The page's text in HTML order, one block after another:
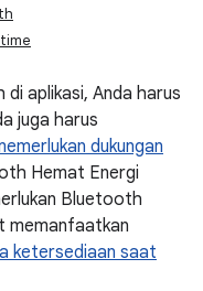
aplikasi, Anda harus
juga harus
dukungan
Hemat Energi
Bluetooth
memanfaatkan
ketersediaan saat